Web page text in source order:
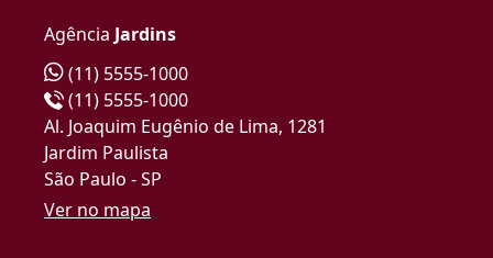
Agência Jardins
(11) 5555-1000
(11) 5555-1000
Al. Joaquim Eugênio de Lima, 1281
Jardim Paulista
São Paulo - SP
Ver no mapa